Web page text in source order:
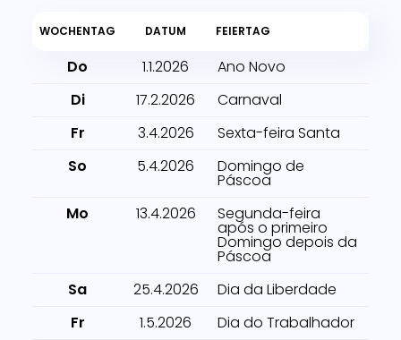
WOCHENTAG DATUM FEIERTAG
Do 1.1.2026
Ano Novo
Di
17.2.2026
Carnaval
Fr
3.4.2026
Sexta-feira Santa
So
5.4.2026 Domingo de
Páscoa
Mo
13.4.2026 Segunda-feira
após o primeiro
Domingo depois da
Páscoa
Sa
25.4.2026
Dia da Liberdade
Fr
1.5.2026
Dia do Trabalhador